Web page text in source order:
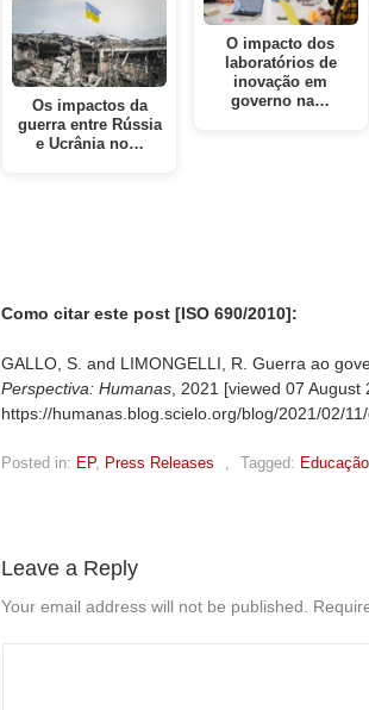
Os impactos da
guerra entre Rússia
e Ucrânia no…
O impacto dos
laboratórios de
inovação em
governo na…
Como citar este post [ISO 690/2010]:
GALLO, S. and LIMONGELLI, R. Guerra ao
Perspectiva: Humanas , 2021 [viewed 07 August
https://humanas.blog.scielo.org/blog/2021/02/
Posted in: EP, Press Releases Tagged: Educação
Leave a Reply
Your email address will not be published.